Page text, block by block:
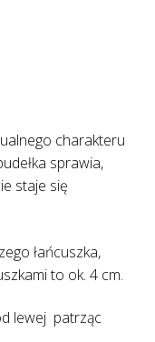
charakteru
sprawia,
staje się
łańcuszka,
to ok. 4 cm.
lewej patrząc